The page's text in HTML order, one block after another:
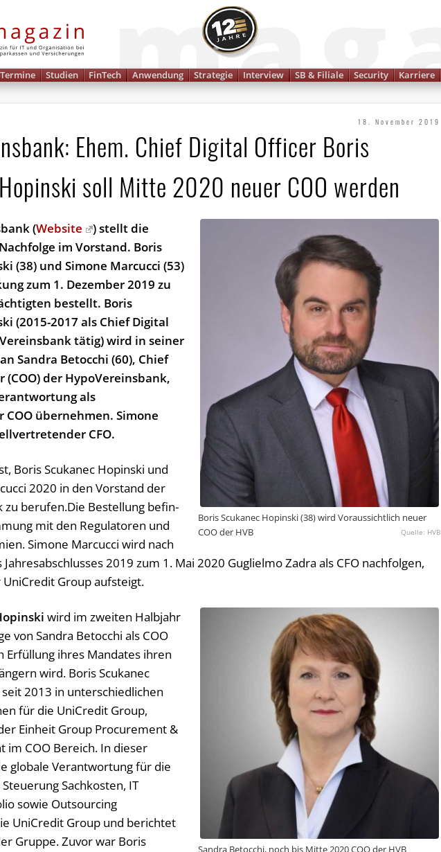
Termine Studien FinTech Anwendung Strategie Interview SB & Filiale Security Karriere
18. November 2019
Ehem. Chief Digital Officer Boris
soll Mitte 2020 neuer COO werden
Boris Scukanec Hopinski (38) wird Voraussichtlich neuer
COO der HVB
HVB
(Website
) stellt die
im Vorstand. Boris
(38) und Simone Marcucci (53)
zum 1. Dezember 2019 zu
bestellt. Boris
(2015-2017 als Chief Digital
tätig) wird in seiner
Sandra Betocchi (60), Chief
(COO) der HypoVereinsbank,
als
übernehmen. Simone
CFO.
Boris Scukanec Hopinski und
2020 in den Vorstand der
zu berufen.Die Be­stel­lung be­fin­
mit den Re­gu­la­to­ren und
Si­mo­ne Mar­cuc­ci wird nach
2019 zum 1. Mai 2020 Gu­gliel­mo Za­dra als CFO nach­fol­gen,
Group auf­steigt.
Sandra Betocchi, noch bis Mitte 2020 COO der HVB
wird im zweiten Halbjahr
von Sandra Betocchi als COO
Erfüllung ihres Mandates ihren
wird. Boris Scukanec
2013 in unterschiedlichen
für die UniCredit Group,
Einheit Group Procurement &
im COO Bereich. In dieser
globale Verantwortung für die
Sachkosten, IT
sowie Outsourcing
UniCredit Group und berichtet
Gruppe. Zuvor war Boris